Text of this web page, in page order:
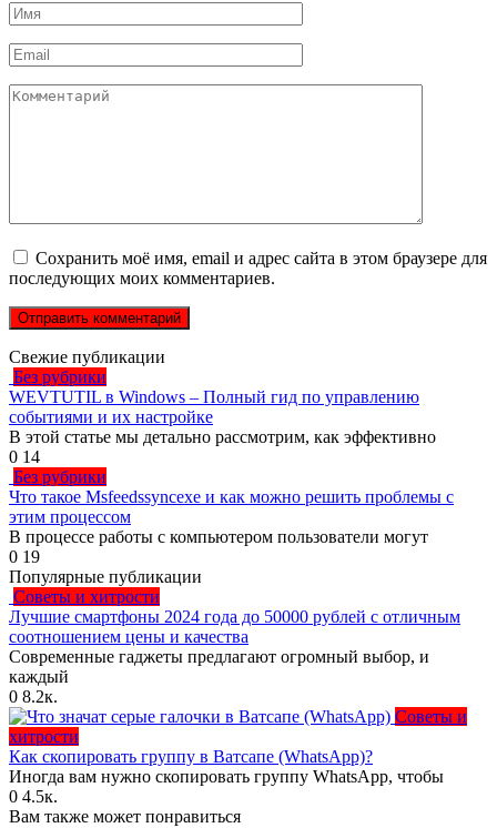
Имя
*
Email
*
Комментарий
Сохранить моё имя, email и адрес сайта в этом браузере для
последующих моих комментариев.
Свежие публикации
Без рубрики
WEVTUTIL в Windows – Полный гид по управлению
событиями и их настройке
В этой статье мы детально рассмотрим, как эффективно
0 14
Без рубрики
Что такое Msfeedssyncexe и как можно решить проблемы с
этим процессом
В процессе работы с компьютером пользователи могут
0 19
Популярные публикации
Советы и хитрости
Лучшие смартфоны 2024 года до 50000 рублей с отличным
соотношением цены и качества
Современные гаджеты предлагают огромный выбор, и
каждый
0 8.2к.
Советы и
хитрости
Как скопировать группу в Ватсапе (WhatsApp)?
Иногда вам нужно скопировать группу WhatsApp, чтобы
0 4.5к.
Вам также может понравиться